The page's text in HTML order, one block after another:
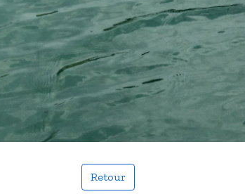
Retour